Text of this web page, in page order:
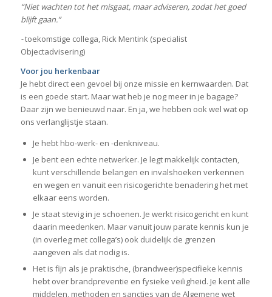
“Niet wachten tot het misgaat, maar adviseren, zodat het goed
blijft gaan.”
-toekomstige collega, Rick Mentink (specialist
Objectadvisering)
Voor jou herkenbaar
Je hebt direct een gevoel bij onze missie en kernwaarden. Dat
is een goede start. Maar wat heb je nog meer in je bagage?
Daar zijn we benieuwd naar. En ja, we hebben ook wel wat op
ons verlanglijstje staan.
Je hebt hbo-werk- en -denkniveau.
Je bent een echte netwerker. Je legt makkelijk contacten,
kunt verschillende belangen en invalshoeken verkennen
en wegen en vanuit een risicogerichte benadering het met
elkaar eens worden.
Je staat stevig in je schoenen. Je werkt risicogericht en kunt
daarin meedenken. Maar vanuit jouw parate kennis kun je
(in overleg met collega’s) ook duidelijk de grenzen
aangeven als dat nodig is.
Het is fijn als je praktische, (brandweer)specifieke kennis
hebt over brandpreventie en fysieke veiligheid. Je kent alle
middelen, methoden en sancties van de Algemene wet